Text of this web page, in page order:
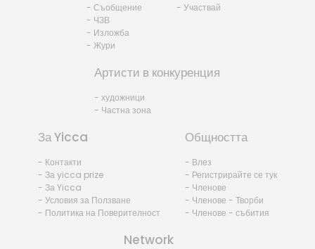
- Съобщение
- ЧЗВ
- Изложба
- Жури
- Участвай
Артисти в конкуренция
- художници
- Частна зона
За Yicca
- Контакти
- За yicca prize
- За Yicca
- Условия за Ползване
- Политика на Поверителност
Общността
- Влез
- Регистрирайте се тук
- Членове
- Членове - Творби
- Членове - събития
Network